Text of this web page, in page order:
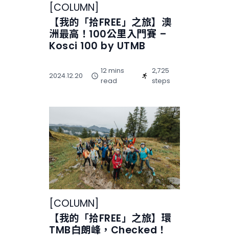
COLUMN
【我的「拾FREE」之旅】澳
洲最高！100公里入門賽 –
Kosci 100 by UTMB
2024.12.20
12 mins
read
2,725
steps
COLUMN
【我的「拾FREE」之旅】環
TMB白朗峰，Checked！